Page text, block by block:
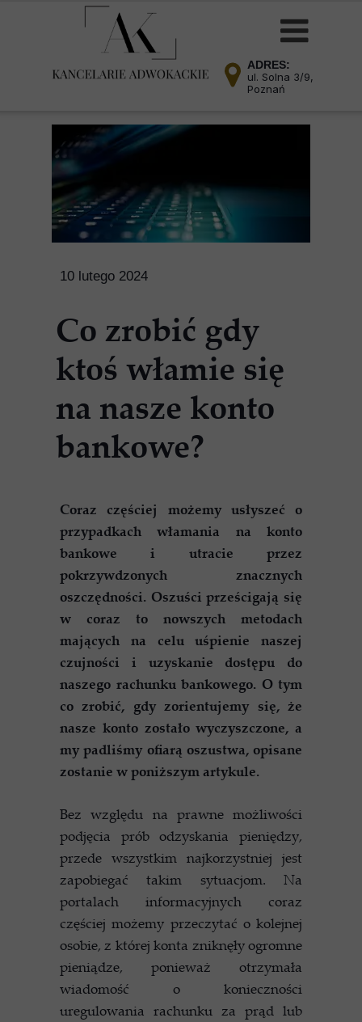
ADRES:
ul. Solna 3/9,
Poznań
Coraz częściej możemy usłyszeć o
przypadkach włamania na konto
bankowe i utracie przez
pokrzywdzonych znacznych
oszczędności. Oszuści prześcigają się
w coraz to nowszych metodach
mających na celu uśpienie naszej
czujności i uzyskanie dostępu do
naszego rachunku bankowego. O tym
co zrobić, gdy zorientujemy się, że
nasze konto zostało wyczyszczone, a
my padliśmy ofiarą oszustwa, opisane
zostanie w poniższym artykule.
Bez względu na prawne możliwości
podjęcia prób odzyskania pieniędzy,
przede wszystkim najkorzystniej jest
zapobiegać takim sytuacjom. Na
portalach informacyjnych coraz
częściej możemy przeczytać o kolejnej
osobie, z której konta zniknęły ogromne
pieniądze, ponieważ otrzymała
wiadomość o konieczności
uregulowania rachunku za prąd lub
Co zrobić gdy
ktoś włamie się
na nasze konto
bankowe?
10 lutego 2024